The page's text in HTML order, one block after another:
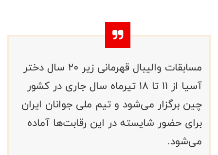
مسابقات والیبال قهرمانی زیر 20 سال دختر
آسیا از 11 تا 18 تیرماه سال جاری در کشور
چین برگزار می‌شود و تیم ملی جوانان ایران
برای حضور شایسته در این رقابت‌ها آماده
می‌شود.